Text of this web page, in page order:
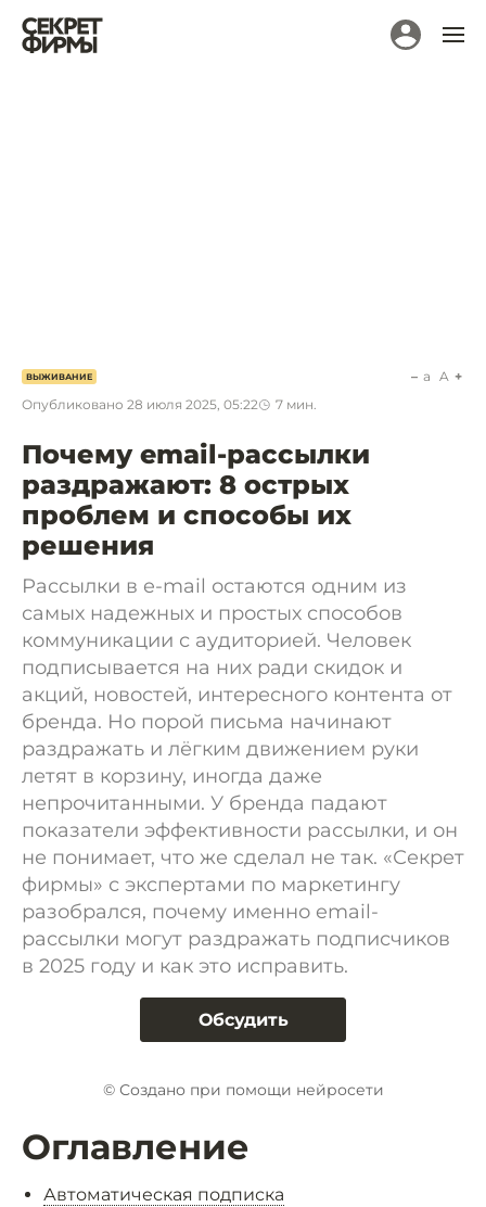
ВЫЖИВАНИЕ
Опубликовано 28 июля 2025, 05:22 7 мин.
a A
Почему email-рассылки
раздражают: 8 острых
проблем и способы их
решения
Рассылки в e-mail остаются одним из
самых надежных и простых способов
коммуникации с аудиторией. Человек
подписывается на них ради скидок и
акций, новостей, интересного контента от
бренда. Но порой письма начинают
раздражать и лёгким движением руки
летят в корзину, иногда даже
непрочитанными. У бренда падают
показатели эффективности рассылки, и он
не понимает, что же сделал не так. «Секрет
фирмы» с экспертами по маркетингу
разобрался, почему именно email-
рассылки могут раздражать подписчиков
в 2025 году и как это исправить.
Обсудить
© Создано при помощи нейросети
Оглавление
Автоматическая подписка